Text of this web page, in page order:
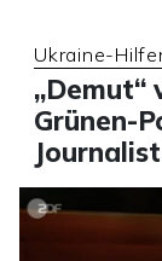
Ukraine-
„Demut“
Grünen-